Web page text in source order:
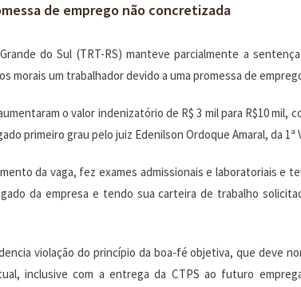
de emprego não concretizada
do Sul (TRT-RS) manteve parcialmente a
morais um trabalhador devido a uma promessa de
o valor indenizatório de R$ 3 mil para R$10 mil,
primeiro grau pelo juiz Edenilson Ordoque Amaral, da 1ª
da vaga, fez exames admissionais e laboratoriais e
da empresa e tendo sua carteira de trabalho
violação do princípio da boa-fé objetiva, que deve
inclusive com a entrega da CTPS ao futuro